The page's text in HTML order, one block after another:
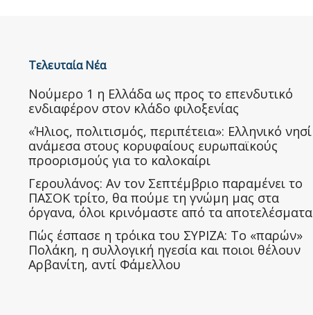
Τελευταία Νέα
Nούμερο 1 η Ελλάδα ως προς το επενδυτικό
ενδιαφέρον στον κλάδο φιλοξενίας
«Ήλιος, πολιτισμός, περιπέτεια»: Ελληνικό νησί
ανάμεσα στους κορυφαίους ευρωπαϊκούς
προορισμούς για το καλοκαίρι
Γερουλάνος: Αν τον Σεπτέμβριο παραμένει το
ΠΑΣΟΚ τρίτο, θα πούμε τη γνώμη μας στα
όργανα, όλοι κρινόμαστε από τα αποτελέσματα
Πώς έσπασε η τρόικα του ΣΥΡΙΖΑ: Το «παρών»
Πολάκη, η συλλογική ηγεσία και ποιοι θέλουν
Αρβανίτη, αντί Φάμελλου